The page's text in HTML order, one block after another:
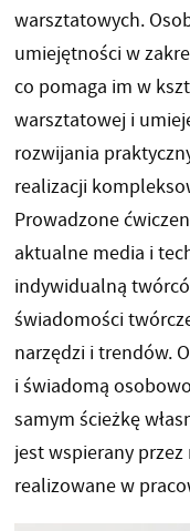
warsztatowych.
umiejętności w
co pomaga im w
warsztatowej i
rozwijania
realizacji
Prowadzone
aktualne media i
indywidualną
świadomości
narzędzi i trendów.
i świadomą
samym ścieżkę
jest wspierany
realizowane w